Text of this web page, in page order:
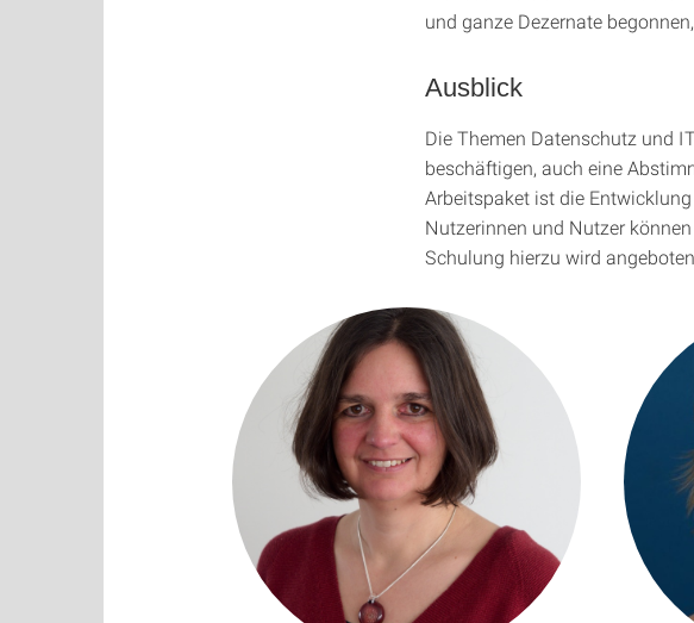
und ganze Dezernate
Ausblick
Die Themen Datenschutz und
beschäftigen, auch eine
Arbeitspaket ist die
Nutzerinnen und Nutzer
Schulung hierzu wird